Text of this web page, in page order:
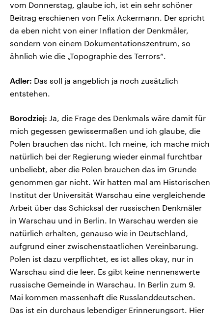
vom Donnerstag, glaube ich, ist ein sehr schöner
Beitrag erschienen von Felix Ackermann. Der spricht
da eben nicht von einer Inflation der Denkmäler,
sondern von einem Dokumentationszentrum, so
ähnlich wie die „Topographie des Terrors“.
Adler: Das soll ja angeblich ja noch zusätzlich
entstehen.
Borodziej: Ja, die Frage des Denkmals wäre damit für
mich gegessen gewissermaßen und ich glaube, die
Polen brauchen das nicht. Ich meine, ich mache mich
natürlich bei der Regierung wieder einmal furchtbar
unbeliebt, aber die Polen brauchen das im Grunde
genommen gar nicht. Wir hatten mal am Historischen
Institut der Universität Warschau eine vergleichende
Arbeit über das Schicksal der russischen Denkmäler
in Warschau und in Berlin. In Warschau werden sie
natürlich erhalten, genauso wie in Deutschland,
aufgrund einer zwischenstaatlichen Vereinbarung.
Polen ist dazu verpflichtet, es ist alles okay, nur in
Warschau sind die leer. Es gibt keine nennenswerte
russische Gemeinde in Warschau. In Berlin zum 9.
Mai kommen massenhaft die Russlanddeutschen.
Das ist ein durchaus lebendiger Erinnerungsort. Hier